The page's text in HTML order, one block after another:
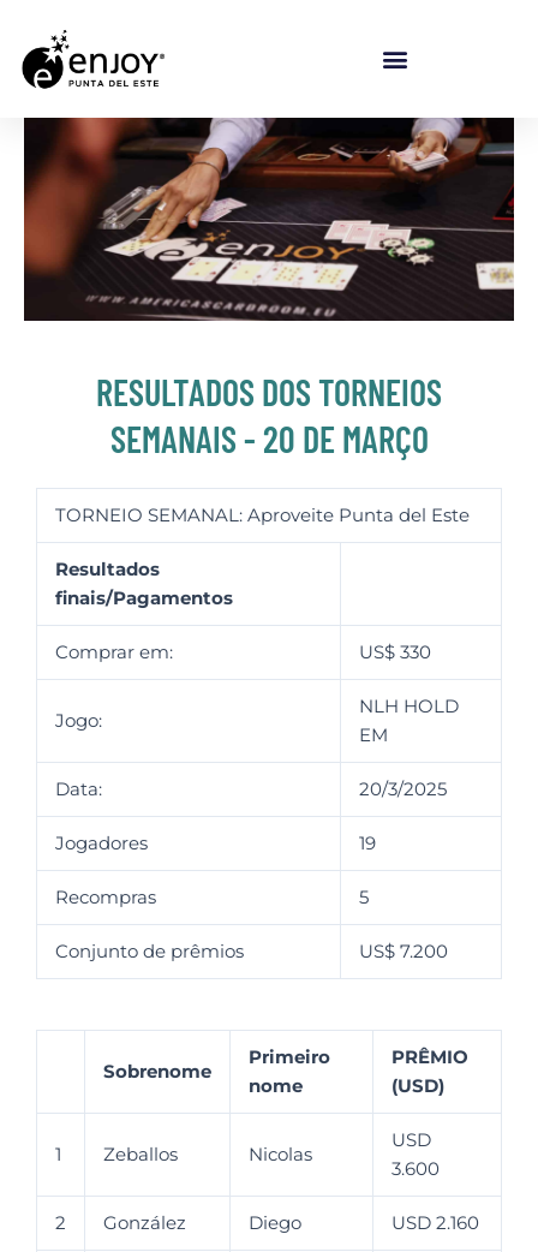
RESULTADOS DOS TORNEIOS
SEMANAIS - 20 DE MARÇO
TORNEIO SEMANAL: Aproveite Punta del Este
Resultados
finais/Pagamentos
Comprar em: US$ 330
Jogo:
NLH HOLD
EM
Data: 20/3/2025
Jogadores 19
Recompras 5
Conjunto de prêmios US$ 7.200
Sobrenome
Primeiro
nome
PRÊMIO
(USD)
1 Zeballos Nicolas
USD
3.600
2 González Diego USD 2.160